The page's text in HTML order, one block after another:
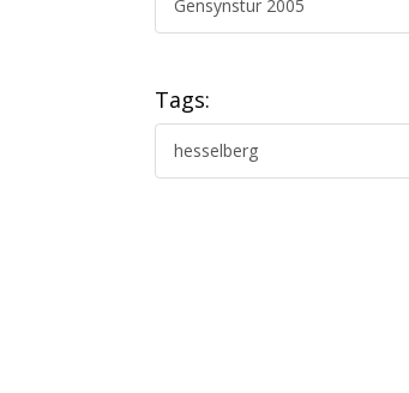
Gensynstur 2005
Tags:
hesselberg